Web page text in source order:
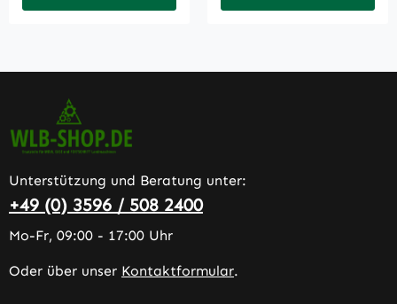
Unterstützung und Beratung unter:
+49 (0) 3596 / 508 2400
Mo-Fr, 09:00 - 17:00 Uhr
Oder über unser Kontaktformular.